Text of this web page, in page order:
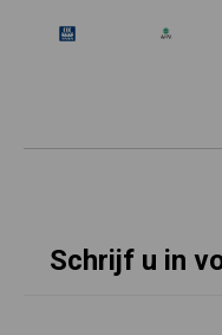
Schrijf u in